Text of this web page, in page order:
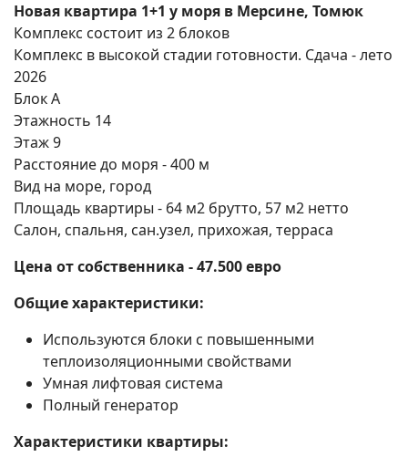
Новая квартира 1+1 у моря в Мерсине, Томюк
Комплекс состоит из 2 блоков
Комплекс в высокой стадии готовности. Сдача - лето
2026
Блок А
Этажность 14
Этаж 9
Расстояние до моря - 400 м
Вид на море, город
Площадь квартиры - 64 м2 брутто, 57 м2 нетто
Салон, спальня, сан.узел, прихожая, терраса
Цена от собственника - 47.500 евро
Общие характеристики:
Используются блоки с повышенными
теплоизоляционными свойствами
Умная лифтовая система
Полный генератор
Характеристики квартиры: